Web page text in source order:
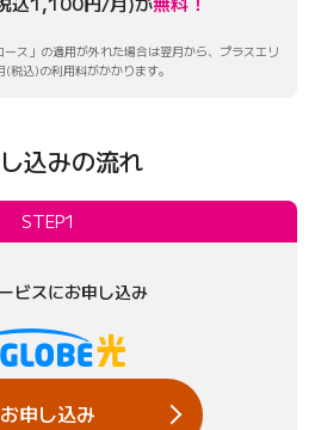
ース」の適用が外れた場合は翌月から、プラスエリ
込)の利用料がかかります。
込みの流れ
STEP1
ビスにお申し込み
お申し込み